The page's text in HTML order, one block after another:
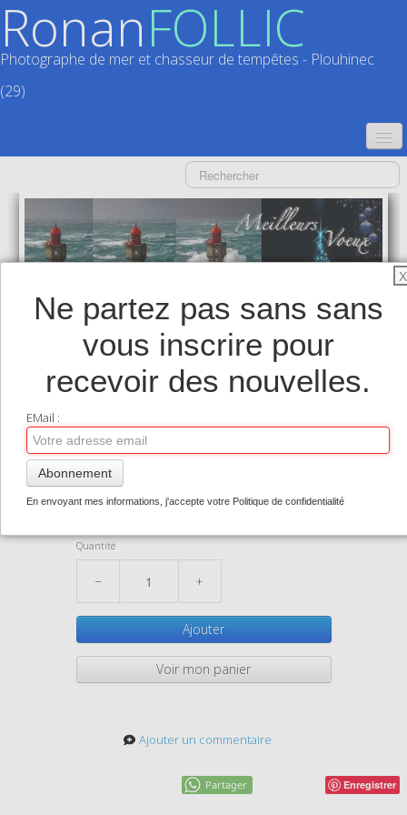
RonanFOLLIC
Photographe de mer et chasseur de tempêtes - Plouhinec
(29)
CATALOGUES
CALENDRIERS▼
LIVRES▼
TIRAGES SUPPORTS HAUT DE GAMME
CONTACT
0
Phare de la Jument
2,50 €
VoeuxJument
Quantité
− +
Ajouter
Voir mon panier
Ajouter un commentaire
Enregistrer
Partager
X
Ne partez pas sans sans
vous inscrire pour
recevoir des nouvelles.
EMail :
Abonnement
En envoyant mes informations, j'accepte votre Politique de confidentialité